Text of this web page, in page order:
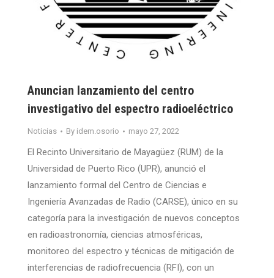
Anuncian lanzamiento del centro
investigativo del espectro radioeléctrico
Noticias By idem.osorio mayo 27, 2022
El Recinto Universitario de Mayagüez (RUM) de la
Universidad de Puerto Rico (UPR), anunció el
lanzamiento formal del Centro de Ciencias e
Ingeniería Avanzadas de Radio (CARSE), único en su
categoría para la investigación de nuevos conceptos
en radioastronomía, ciencias atmosféricas,
monitoreo del espectro y técnicas de mitigación de
interferencias de radiofrecuencia (RFI), con un